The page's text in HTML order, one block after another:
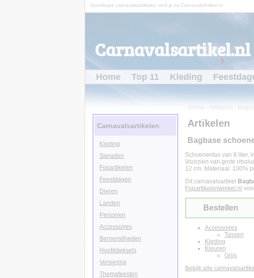
Goedkope carnavalsartikelen vind je bij CarnavalsArtikel.nl
Carnavalsartikel.nl
Home Top 11 Kleding
Home Artikelen
Artikelen
Bagbase
Schoenentas van 8 liter,
Voorzien van grote
12 cm. Materiaal: 100%
Dit carnavalsartikel
Fopartikelenwinkel.nl
Bestellen
Accessoires
Tassen
Kleding
Kleuren
Grijs
Bekijk alle
Carnavalsartikelen
Kleding
Sieraden
Fopartikelen
Feestdagen
Dieren
Landen
Personen
Accessoires
Beroemdheden
Hoofddeksels
Versiering
Themafeesten